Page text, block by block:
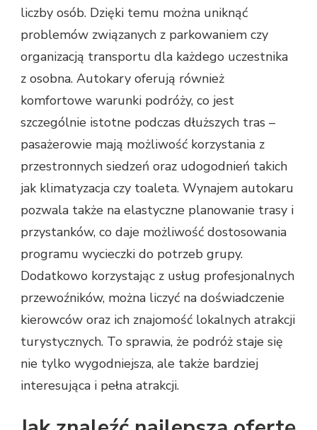
liczby osób. Dzięki temu można uniknąć
problemów związanych z parkowaniem czy
organizacją transportu dla każdego uczestnika
z osobna. Autokary oferują również
komfortowe warunki podróży, co jest
szczególnie istotne podczas dłuższych tras –
pasażerowie mają możliwość korzystania z
przestronnych siedzeń oraz udogodnień takich
jak klimatyzacja czy toaleta. Wynajem autokaru
pozwala także na elastyczne planowanie trasy i
przystanków, co daje możliwość dostosowania
programu wycieczki do potrzeb grupy.
Dodatkowo korzystając z usług profesjonalnych
przewoźników, można liczyć na doświadczenie
kierowców oraz ich znajomość lokalnych atrakcji
turystycznych. To sprawia, że podróż staje się
nie tylko wygodniejsza, ale także bardziej
interesująca i pełna atrakcji.